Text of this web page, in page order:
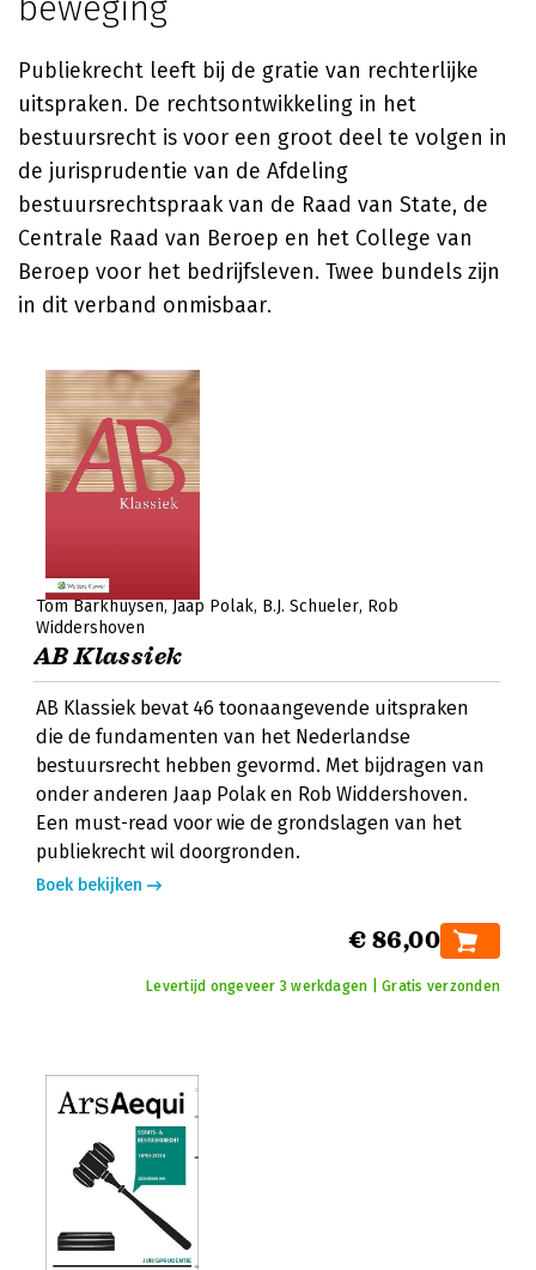
Publiekrecht leeft bij de gratie van rechterlijke
uitspraken. De rechtsontwikkeling in het
bestuursrecht is voor een groot deel te volgen in
de jurisprudentie van de Afdeling
bestuursrechtspraak van de Raad van State, de
Centrale Raad van Beroep en het College van
Beroep voor het bedrijfsleven. Twee bundels zijn
in dit verband onmisbaar.
Tom Barkhuysen Jaap Polak B.J. Schueler Rob
Widdershoven
AB Klassiek
AB Klassiek bevat 46 toonaangevende uitspraken
die de fundamenten van het Nederlandse
bestuursrecht hebben gevormd. Met bijdragen van
onder anderen Jaap Polak en Rob Widdershoven.
Een must-read voor wie de grondslagen van het
publiekrecht wil doorgronden.
Boek bekijken
€ 86,00
Levertijd ongeveer 3 werkdagen | Gratis verzonden